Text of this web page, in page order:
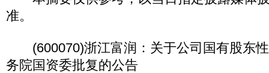
准。
(600070)浙江富润：关于公司国有股东性
务院国资委批复的公告